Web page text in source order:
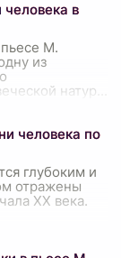
в
М.
из
натур
человека по
глубоким и
отражены
XX века.